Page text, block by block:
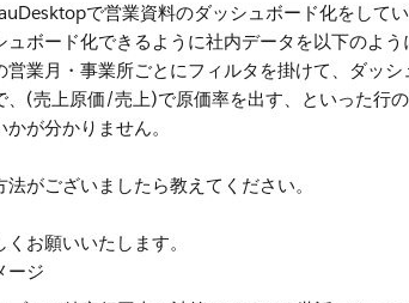
で営業資料のダッシュボード化をしてい
ュボード化できるように社内データを以下のよう
営業月・事業所ごとにフィルタを掛けて、ダッシ
、(売上原価/売上)で原価率を出す、といった行
かが分かりません。
法がございましたら教えてください。
くお願いいたします。
ージ